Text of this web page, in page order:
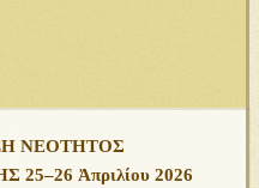
ΝΕΟΤΗΤΟΣ
Ἀπριλίου 2026